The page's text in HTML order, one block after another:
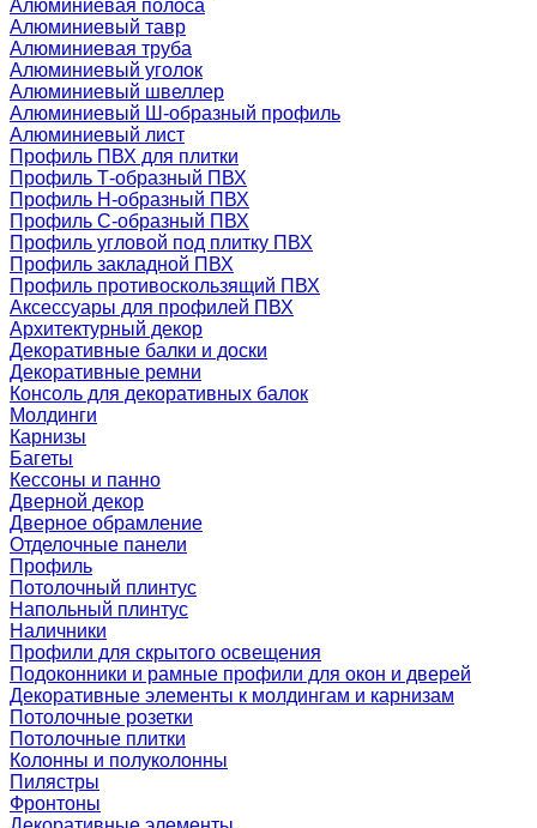
Алюминиевая полоса
Алюминиевый тавр
Алюминиевая труба
Алюминиевый уголок
Алюминиевый швеллер
Алюминиевый Ш-образный профиль
Алюминиевый лист
Профиль ПВХ для плитки
Профиль Т-образный ПВХ
Профиль H-образный ПВХ
Профиль C-образный ПВХ
Профиль угловой под плитку ПВХ
Профиль закладной ПВХ
Профиль противоскользящий ПВХ
Аксессуары для профилей ПВХ
Архитектурный декор
Декоративные балки и доски
Декоративные ремни
Консоль для декоративных балок
Молдинги
Карнизы
Багеты
Кессоны и панно
Дверной декор
Дверное обрамление
Отделочные панели
Профиль
Потолочный плинтус
Напольный плинтус
Наличники
Профили для скрытого освещения
Подоконники и рамные профили для окон и дверей
Декоративные элементы к молдингам и карнизам
Потолочные розетки
Потолочные плитки
Колонны и полуколонны
Пилястры
Фронтоны